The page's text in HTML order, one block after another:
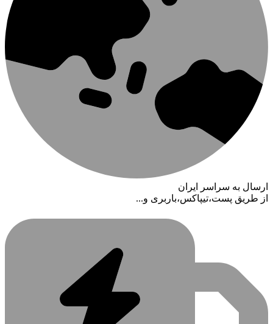
ارسال به سراسر ایران
از طریق پست،تیپاکس،باربری و...